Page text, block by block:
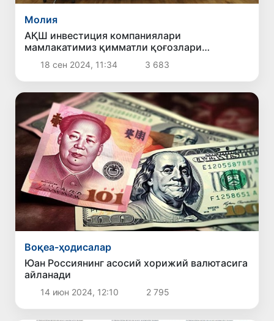
Молия
АҚШ инвестиция компаниялари
мамлакатимиз қимматли қоғозлари
бозорига қизиқиш билдирди
18 сен 2024, 11:34 3 683
Воқеа-ҳодисалар
Юан Россиянинг асосий хорижий валютасига
айланади
14 июн 2024, 12:10 2 795